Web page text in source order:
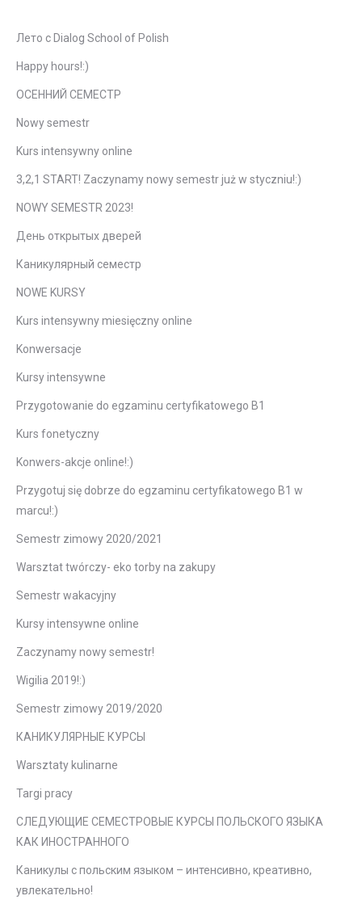
Лето с Dialog School of Polish
Happy hours!:)
ОСЕННИЙ СЕМЕСТР
Nowy semestr
Kurs intensywny online
3,2,1 START! Zaczynamy nowy semestr już w styczniu!:)
NOWY SEMESTR 2023!
День открытых дверей
Каникулярный семестр
NOWE KURSY
Kurs intensywny miesięczny online
Konwersacje
Kursy intensywne
Przygotowanie do egzaminu certyfikatowego B1
Kurs fonetyczny
Konwers-akcje online!:)
Przygotuj się dobrze do egzaminu certyfikatowego B1 w
marcu!:)
Semestr zimowy 2020/2021
Warsztat twórczy- eko torby na zakupy
Semestr wakacyjny
Kursy intensywne online
Zaczynamy nowy semestr!
Wigilia 2019!:)
Semestr zimowy 2019/2020
КАНИКУЛЯРНЫЕ КУРСЫ
Warsztaty kulinarne
Targi pracy
СЛЕДУЮЩИЕ СЕМЕСТРОВЫЕ КУРСЫ ПОЛЬСКОГО ЯЗЫКА
КАК ИНОСТРАННОГО
Каникулы с польским языком – интенсивно, креативно,
увлекательно!